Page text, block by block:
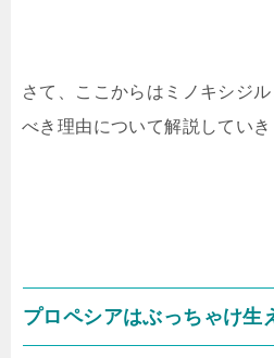
さて、ここからはミノキシジ
べき理由について解説していき
プロペシアはぶっちゃけ生